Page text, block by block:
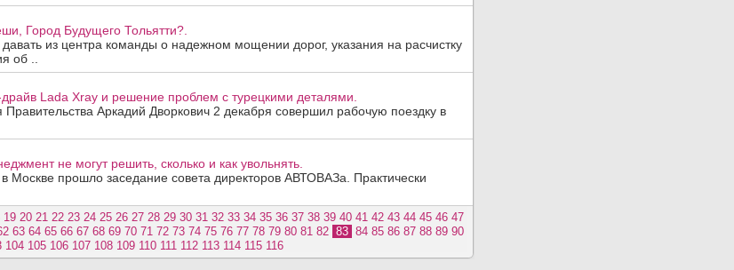
Город Будущего Тольятти?.
из центра команды о надежном мощении дорог, указания на расчистку
об ..
драйв Lada Xray и решение проблем с турецкими деталями.
Аркадий Дворкович 2 декабря совершил рабочую поездку в
не могут решить, сколько и как увольнять.
Москве прошло заседание совета директоров АВТОВАЗа. Практически
19 20 21 22 23 24 25 26 27 28 29 30 31 32 33 34 35 36 37 38 39 40 41 42 43 44 45 46 47
63 64 65 66 67 68 69 70 71 72 73 74 75 76 77 78 79 80 81 82 83 84 85 86 87 88 89 90
104 105 106 107 108 109 110 111 112 113 114 115 116